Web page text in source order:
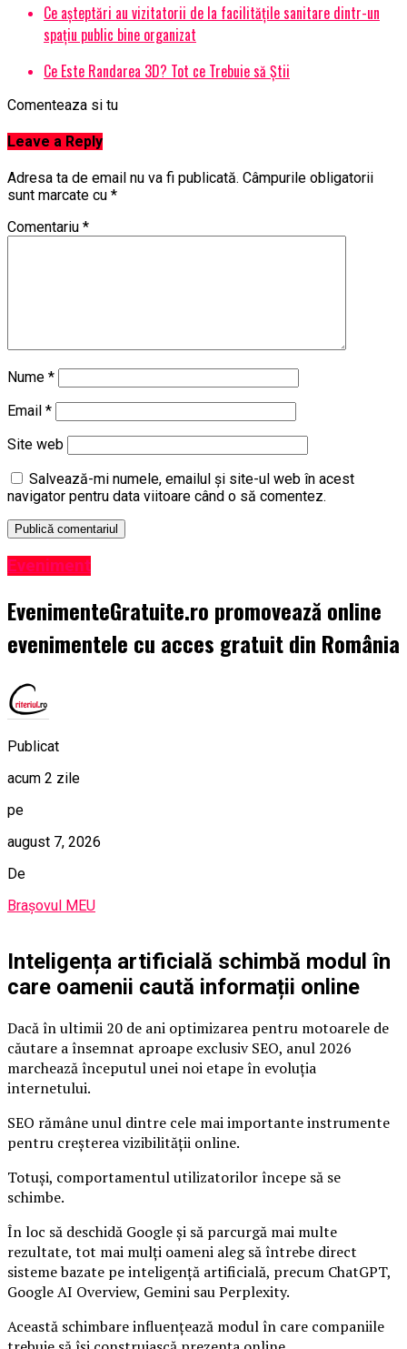
Ce așteptări au vizitatorii de la facilitățile sanitare dintr-un
spațiu public bine organizat
Ce Este Randarea 3D? Tot ce Trebuie să Știi
Comenteaza si tu
Leave a Reply
Adresa ta de email nu va fi publicată. Câmpurile obligatorii
sunt marcate cu *
Comentariu *
Nume *
Email *
Site web
Salvează-mi numele, emailul și site-ul web în acest
navigator pentru data viitoare când o să comentez.
Eveniment
EvenimenteGratuite.ro promovează online
evenimentele cu acces gratuit din România
Publicat
acum 2 zile
pe
august 7, 2026
De
Brașovul MEU
Inteligența artificială schimbă modul în
care oamenii caută informații online
Dacă în ultimii 20 de ani optimizarea pentru motoarele de
căutare a însemnat aproape exclusiv SEO, anul 2026
marchează începutul unei noi etape în evoluția
internetului.
SEO rămâne unul dintre cele mai importante instrumente
pentru creșterea vizibilității online.
Totuși, comportamentul utilizatorilor începe să se
schimbe.
În loc să deschidă Google și să parcurgă mai multe
rezultate, tot mai mulți oameni aleg să întrebe direct
sisteme bazate pe inteligență artificială, precum ChatGPT,
Google AI Overview, Gemini sau Perplexity.
Această schimbare influențează modul în care companiile